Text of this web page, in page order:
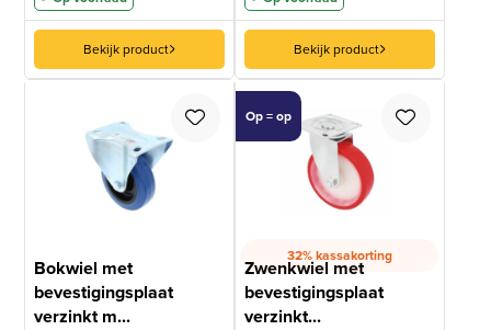
Bekijk product Bekijk product
Bokwiel met
bevestigingsplaat
verzinkt m...
Op = op
32% kassakorting
Zwenkwiel met
bevestigingsplaat
verzinkt...